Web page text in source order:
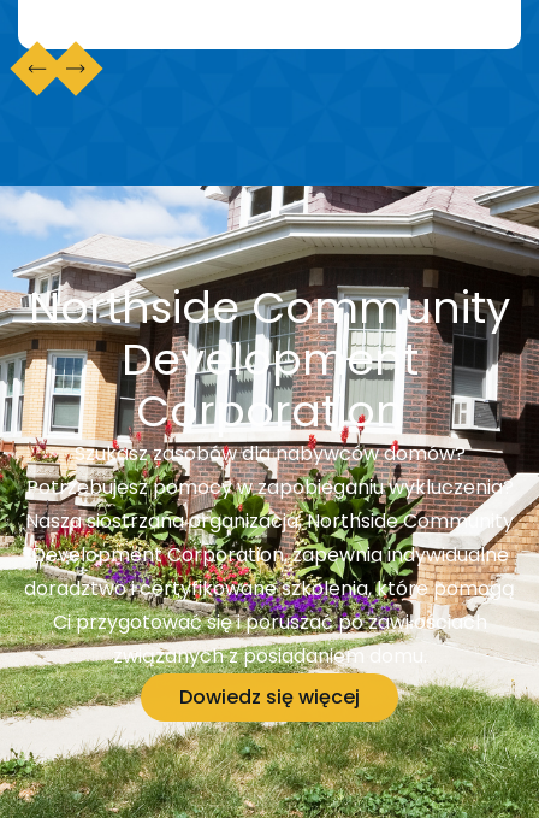
Northside Community
Development
Corporation
Szukasz zasobów dla nabywców domów?
Potrzebujesz pomocy w zapobieganiu wykluczenia?
Nasza siostrzana organizacja, Northside Community
Development Corporation, zapewnia indywidualne
doradztwo i certyfikowane szkolenia, które pomogą
Ci przygotować się i poruszać po zawiłościach
związanych z posiadaniem domu.
Dowiedz się więcej